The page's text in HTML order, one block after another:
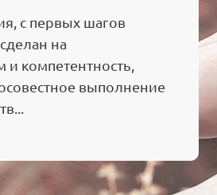
с первых шагов
на
и компетентность,
выполнение